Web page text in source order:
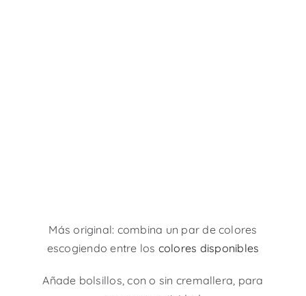
Más original: combina un par de colores
escogiendo entre los colores disponibles
Añade bolsillos, con o sin cremallera, para